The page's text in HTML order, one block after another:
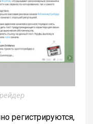
регистрируются,